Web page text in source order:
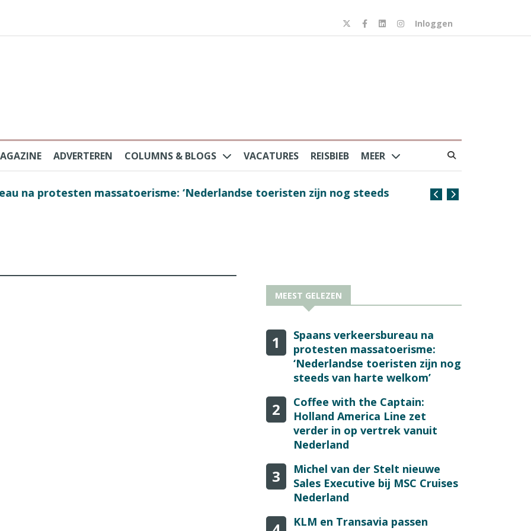
Inloggen
ADVERTEREN COLUMNS & BLOGS VACATURES REISBIEB MEER
na protesten massatoerisme: ‘Nederlandse toeristen zijn nog steeds Coffee with the
MEEST GELEZEN
1
Spaans verkeersbureau na
protesten massatoerisme:
‘Nederlandse toeristen zijn nog
steeds van harte welkom’
2
Coffee with the Captain:
Holland America Line zet
verder in op vertrek vanuit
Nederland
3
Michel van der Stelt nieuwe
Sales Executive bij MSC Cruises
Nederland
KLM en Transavia passen